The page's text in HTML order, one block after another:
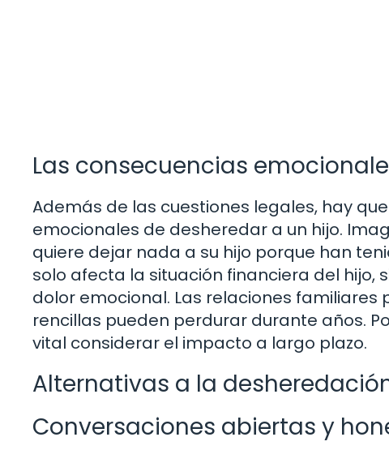
Las consecuencias
Además de las cuestiones legales, hay
emocionales de desheredar a un hijo.
quiere dejar nada a su hijo porque han
solo afecta la situación financiera del hijo,
dolor emocional. Las relaciones
rencillas pueden perdurar durante años.
vital considerar el impacto a largo plazo.
Alternativas a la
Conversaciones abiertas y